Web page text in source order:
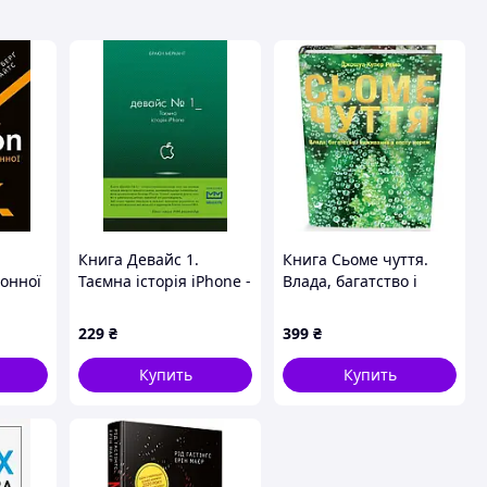
Книга Девайс 1.
Таємна історія iPhone -
DE
229 ₴
Купить
Книга Сьоме чуття.
Влада, багатство і
мереж - Джошуа
Купер Ремо 2018 г. DE
399 ₴
Купить